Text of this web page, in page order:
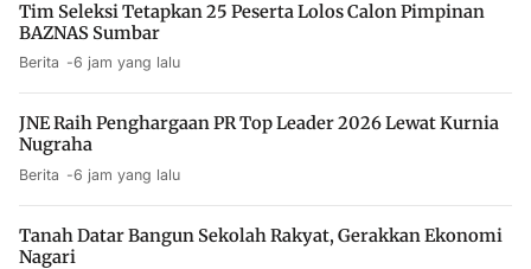
Tim Seleksi Tetapkan 25 Peserta Lolos Calon Pimpinan
BAZNAS Sumbar
Berita 6 jam yang lalu
JNE Raih Penghargaan PR Top Leader 2026 Lewat Kurnia
Nugraha
Berita 6 jam yang lalu
Tanah Datar Bangun Sekolah Rakyat, Gerakkan Ekonomi
Nagari